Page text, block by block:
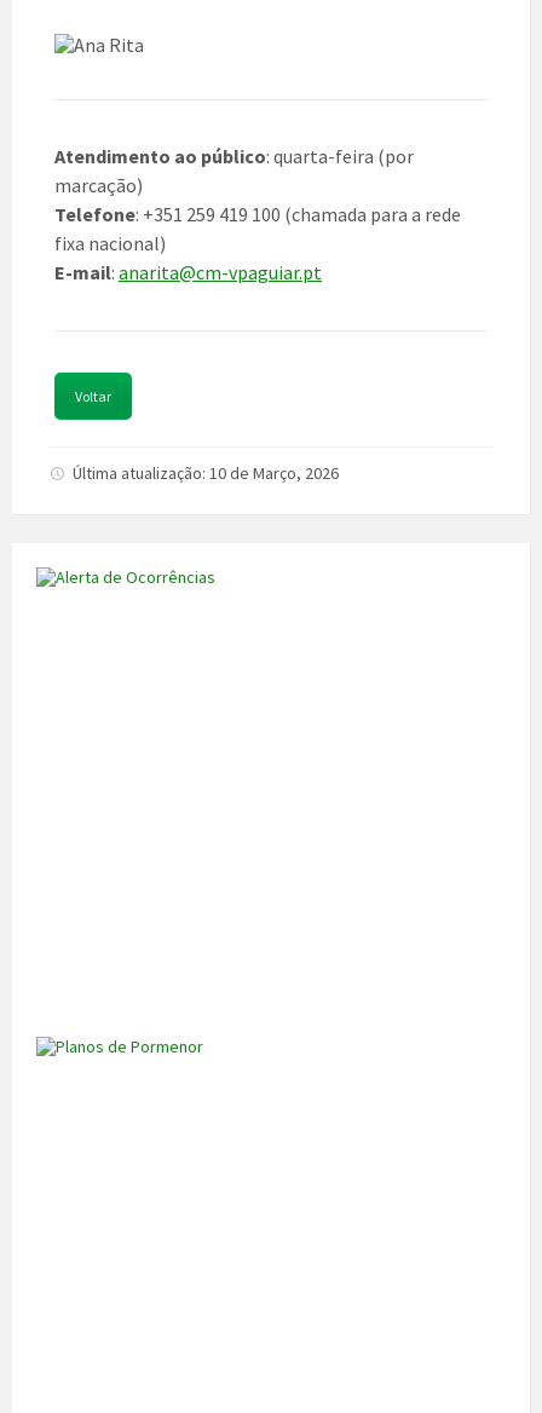
Atendimento ao público: quarta-feira (por
marcação)
Telefone: +351 259 419 100 (chamada para a rede
fixa nacional)
E-mail: anarita@cm-vpaguiar.pt
Voltar
Última atualização: 10 de Março, 2026